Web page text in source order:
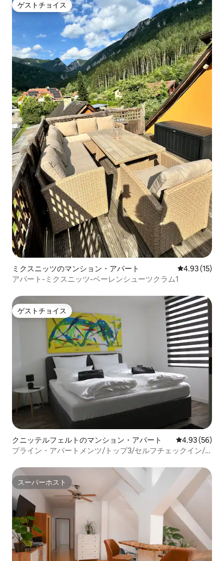
ゲストチョイス
ゲストチョイス
ミクスニッツのマンション・アパート レビュー15
4.93 (15)
アパート-ミクスニッツ-ベーレンシューツクラム1
ゲストチョイス
ゲストチョイス
クニッテルフェルトのマンション・アパート レビュー56
4.93 (56)
プライン・アパートメンツ/トップ3/セルフチェックイン/
スーパーホスト
スーパーホスト